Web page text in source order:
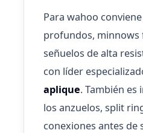
Para wahoo
profundos, minnows
señuelos de alta
con líder
aplique. También
los anzuelos, split
conexiones antes de